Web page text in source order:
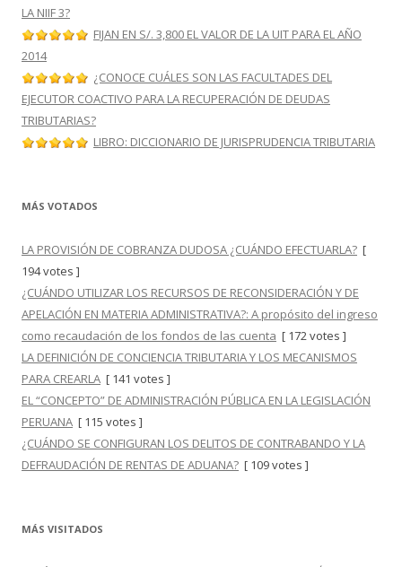
LA NIIF 3?
FIJAN EN S/. 3,800 EL VALOR DE LA UIT PARA EL AÑO
2014
¿CONOCE CUÁLES SON LAS FACULTADES DEL
EJECUTOR COACTIVO PARA LA RECUPERACIÓN DE DEUDAS
TRIBUTARIAS?
LIBRO: DICCIONARIO DE JURISPRUDENCIA TRIBUTARIA
MÁS VOTADOS
LA PROVISIÓN DE COBRANZA DUDOSA ¿CUÁNDO EFECTUARLA? [
194 votes ]
¿CUÁNDO UTILIZAR LOS RECURSOS DE RECONSIDERACIÓN Y DE
APELACIÓN EN MATERIA ADMINISTRATIVA?: A propósito del ingreso
como recaudación de los fondos de las cuenta [ 172 votes ]
LA DEFINICIÓN DE CONCIENCIA TRIBUTARIA Y LOS MECANISMOS
PARA CREARLA [ 141 votes ]
EL “CONCEPTO” DE ADMINISTRACIÓN PÚBLICA EN LA LEGISLACIÓN
PERUANA [ 115 votes ]
¿CUÁNDO SE CONFIGURAN LOS DELITOS DE CONTRABANDO Y LA
DEFRAUDACIÓN DE RENTAS DE ADUANA? [ 109 votes ]
MÁS VISITADOS